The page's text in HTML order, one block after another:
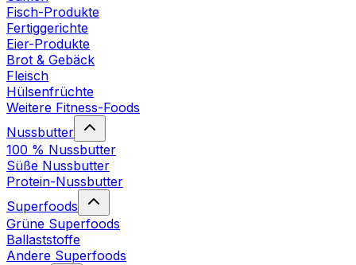
Fisch-Produkte
Fertiggerichte
Eier-Produkte
Brot & Gebäck
Fleisch
Hülsenfrüchte
Weitere Fitness-Foods
Nussbutter
100 % Nussbutter
Süße Nussbutter
Protein-Nussbutter
Superfoods
Grüne Superfoods
Ballaststoffe
Andere Superfoods